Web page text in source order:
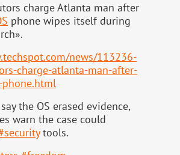
charge Atlanta man after
phone wipes itself during
techspot.com/news/113236-
charge-atlanta-man-after-
phone.html
the OS erased evidence,
warn the case could
securitytools.